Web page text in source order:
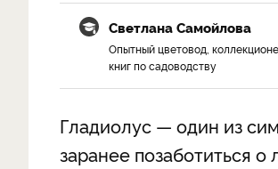
Светлана Самойлова
Опытный цветовод,
книг по садоводству
Гладиолус — один из
заранее позаботиться о